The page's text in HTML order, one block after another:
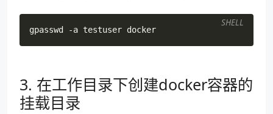
SHELL
3. 在工作目录下创建docker容器的
挂载目录